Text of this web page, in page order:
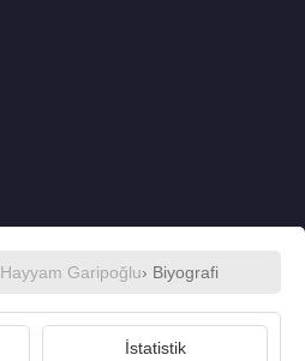
Hayyam Garipoğlu› Biyografi
İstatistik